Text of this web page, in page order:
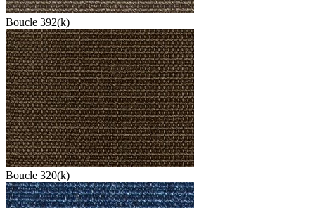
Boucle 392(k)
Boucle 320(k)